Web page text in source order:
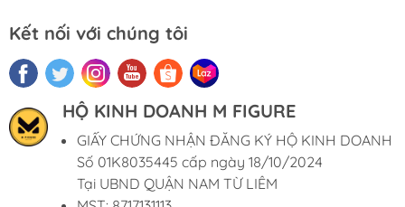
Kết nối với chúng tôi
HỘ KINH DOANH M FIGURE
GIẤY CHỨNG NHẬN ĐĂNG KÝ HỘ KINH DOANH
Số 01K8035445 cấp ngày 18/10/2024
Tại UBND QUẬN NAM TỪ LIÊM